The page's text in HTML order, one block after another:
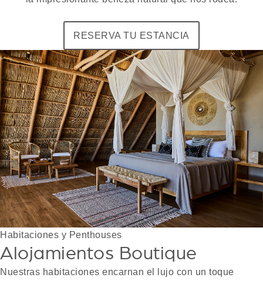
RESERVA TU ESTANCIA
Habitaciones y Penthouses
Alojamientos Boutique
Nuestras habitaciones encarnan el lujo con un toque